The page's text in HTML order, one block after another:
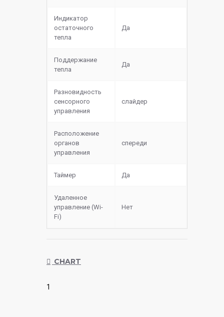
Индикатор
остаточного
тепла
Да
Поддержание
тепла
Да
Разновидность
сенсорного
управления
слайдер
Расположение
органов
управления
спереди
Таймер Да
Удаленное
управление (Wi-
Fi)
Нет
CHART
1